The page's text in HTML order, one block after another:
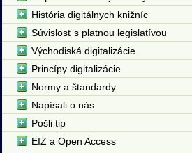
História digitálnych knižníc
Súvislosť s platnou legislatívou
Východiská digitalizácie
Princípy digitalizácie
Normy a štandardy
Napísali o nás
Pošli tip
EIZ a Open Access